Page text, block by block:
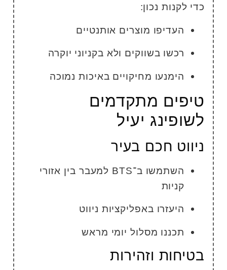
לקנות נכון:
העדיפו מוצרים אותנטיים
רכשו בשווקים ולא בקניוני יוקרה
הימנעו מחיקויים באיכות נמוכה
מתקדמים
יעיל
חכם בעיר
השתמשו ב־BTS למעבר בין אזורי
היעזרו באפליקציות ניווט
תכננו מסלול יומי מראש
וזהירות